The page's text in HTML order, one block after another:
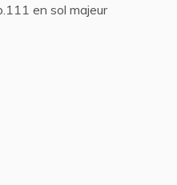
en sol majeur